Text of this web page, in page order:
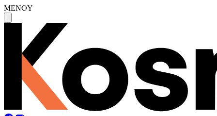
MENOY